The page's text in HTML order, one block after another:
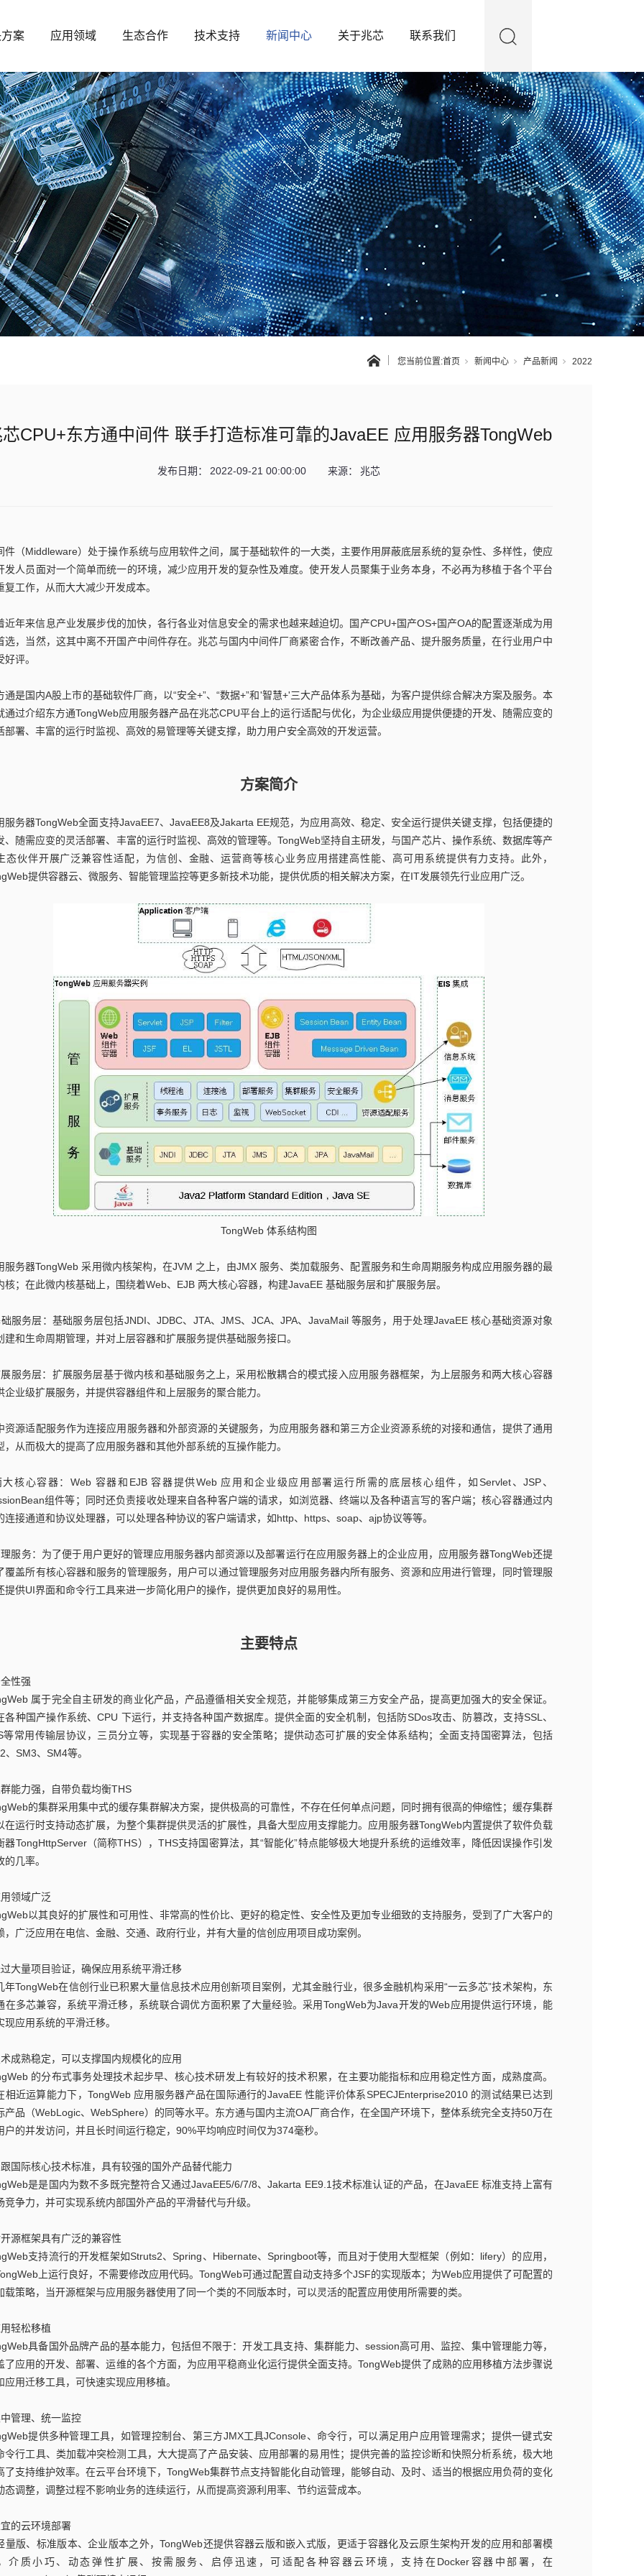
案 应用领域 生态合作 技术支持 新闻中心 关于兆芯 联系我们
您当前位置:首页 新闻中心 产品新闻 2022
CPU+东方通中间件 联手打造标准可靠的JavaEE 应用服务器TongWeb
发布日期： 2022-09-21 00:00:00 来源： 兆芯
件（Middleware）处于操作系统与应用软件之间，属于基础软件的一大类，主要作用屏蔽底层系统的复杂性、多样性，使应
发人员面对一个简单而统一的环境，减少应用开发的复杂性及难度。使开发人员聚集于业务本身，不必再为移植于各个平台
复工作，从而大大减少开发成本。
近年来信息产业发展步伐的加快，各行各业对信息安全的需求也越来越迫切。国产CPU+国产OS+国产OA的配置逐渐成为用
选，当然，这其中离不开国产中间件存在。兆芯与国内中间件厂商紧密合作，不断改善产品、提升服务质量，在行业用户中
好评。
通是国内A股上市的基础软件厂商，以“安全+”、“数据+”和'智慧+'三大产品体系为基础，为客户提供综合解决方案及服务。本
通过介绍东方通TongWeb应用服务器产品在兆芯CPU平台上的运行适配与优化，为企业级应用提供便捷的开发、随需应变的
部署、丰富的运行时监视、高效的易管理等关键支撑，助力用户安全高效的开发运营。
方案简介
服务器TongWeb全面支持JavaEE7、JavaEE8及Jakarta EE规范，为应用高效、稳定、安全运行提供关键支撑，包括便捷的
、随需应变的灵活部署、丰富的运行时监视、高效的管理等。TongWeb坚持自主研发，与国产芯片、操作系统、数据库等产
态伙伴开展广泛兼容性适配，为信创、金融、运营商等核心业务应用搭建高性能、高可用系统提供有力支持。此外，
提供容器云、微服务、智能管理监控等更多新技术功能，提供优质的相关解决方案，在IT发展领先行业应用广泛。
TongWeb 体系结构图
服务器TongWeb 采用微内核架构，在JVM 之上，由JMX 服务、类加载服务、配置服务和生命周期服务构成应用服务器的最
核；在此微内核基础上，围绕着Web、EJB 两大核心容器，构建JavaEE 基础服务层和扩展服务层。
服务层：基础服务层包括JNDI、JDBC、JTA、JMS、JCA、JPA、JavaMail 等服务，用于处理JavaEE 核心基础资源对象
建和生命周期管理，并对上层容器和扩展服务提供基础服务接口。
服务层：扩展服务层基于微内核和基础服务之上，采用松散耦合的模式接入应用服务器框架，为上层服务和两大核心容器
企业级扩展服务，并提供容器组件和上层服务的聚合能力。
资源适配服务作为连接应用服务器和外部资源的关键服务，为应用服务器和第三方企业资源系统的对接和通信，提供了通用
，从而极大的提高了应用服务器和其他外部系统的互操作能力。
核心容器：Web 容器和EJB 容器提供Web 应用和企业级应用部署运行所需的底层核心组件，如Servlet、JSP、
组件等；同时还负责接收处理来自各种客户端的请求，如浏览器、终端以及各种语言写的客户端；核心容器通过内
连接通道和协议处理器，可以处理各种协议的客户端请求，如http、https、soap、ajp协议等等。
服务：为了便于用户更好的管理应用服务器内部资源以及部署运行在应用服务器上的企业应用，应用服务器TongWeb还提
覆盖所有核心容器和服务的管理服务，用户可以通过管理服务对应用服务器内所有服务、资源和应用进行管理，同时管理服
提供UI界面和命令行工具来进一步简化用户的操作，提供更加良好的易用性。
主要特点
性强
属于完全自主研发的商业化产品，产品遵循相关安全规范，并能够集成第三方安全产品，提高更加强大的安全保证。
各种国产操作系统、CPU 下运行，并支持各种国产数据库。提供全面的安全机制，包括防SDos攻击、防篡改，支持SSL、
等常用传输层协议，三员分立等，实现基于容器的安全策略；提供动态可扩展的安全体系结构；全面支持国密算法，包括
、SM3、SM4等。
能力强，自带负载均衡THS
的集群采用集中式的缓存集群解决方案，提供极高的可靠性，不存在任何单点问题，同时拥有很高的伸缩性；缓存集群
在运行时支持动态扩展，为整个集群提供灵活的扩展性，具备大型应用支撑能力。应用服务器TongWeb内置提供了软件负载
器TongHttpServer（简称THS），THS支持国密算法，其“智能化”特点能够极大地提升系统的运维效率，降低因误操作引发
的几率。
领域广泛
以其良好的扩展性和可用性、非常高的性价比、更好的稳定性、安全性及更加专业细致的支持服务，受到了广大客户的
，广泛应用在电信、金融、交通、政府行业，并有大量的信创应用项目成功案例。
大量项目验证，确保应用系统平滑迁移
年TongWeb在信创行业已积累大量信息技术应用创新项目案例，尤其金融行业，很多金融机构采用“一云多芯”技术架构，东
在多芯兼容，系统平滑迁移，系统联合调优方面积累了大量经验。采用TongWeb为Java开发的Web应用提供运行环境，能
现应用系统的平滑迁移。
成熟稳定，可以支撑国内规模化的应用
的分布式事务处理技术起步早、核心技术研发上有较好的技术积累，在主要功能指标和应用稳定性方面，成熟度高。
相近运算能力下，TongWeb 应用服务器产品在国际通行的JavaEE 性能评价体系SPECJEnterprise2010 的测试结果已达到
产品（WebLogic、WebSphere）的同等水平。东方通与国内主流OA厂商合作，在全国产环境下，整体系统完全支持50万在
户的并发访问，并且长时间运行稳定，90%平均响应时间仅为374毫秒。
国际核心技术标准，具有较强的国外产品替代能力
是是国内为数不多既完整符合又通过JavaEE5/6/7/8、Jakarta EE9.1技术标准认证的产品，在JavaEE 标准支持上富有
竞争力，并可实现系统内部国外产品的平滑替代与升级。
源框架具有广泛的兼容性
支持流行的开发框架如Struts2、Spring、Hibernate、Springboot等，而且对于使用大型框架（例如：lifery）的应用，
上运行良好，不需要修改应用代码。TongWeb可通过配置自动支持多个JSF的实现版本；为Web应用提供了可配置的
载策略，当开源框架与应用服务器使用了同一个类的不同版本时，可以灵活的配置应用使用所需要的类。
轻松移植
具备国外品牌产品的基本能力，包括但不限于：开发工具支持、集群能力、session高可用、监控、集中管理能力等，
了应用的开发、部署、运维的各个方面，为应用平稳商业化运行提供全面支持。TongWeb提供了成熟的应用移植方法步骤说
应用迁移工具，可快速实现应用移植。
管理、统一监控
提供多种管理工具，如管理控制台、第三方JMX工具JConsole、命令行，可以满足用户应用管理需求；提供一键式安
令行工具、类加载冲突检测工具，大大提高了产品安装、应用部署的易用性；提供完善的监控诊断和快照分析系统，极大地
了支持维护效率。在云平台环境下，TongWeb集群节点支持智能化自动管理，能够自动、及时、适当的根据应用负荷的变化
态调整，调整过程不影响业务的连续运行，从而提高资源利用率、节约运营成本。
的云环境部署
量版、标准版本、企业版本之外，TongWeb还提供容器云版和嵌入式版，更适于容器化及云原生架构开发的应用和部署模
介质小巧、动态弹性扩展、按需服务、启停迅速，可适配各种容器云环境，支持在Docker容器中部署，在